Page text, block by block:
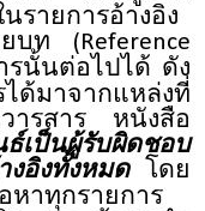
รายการอ้างอิง
บท (Reference
รนั้นต่อไปได้ ดัง
ได้มาจากแหล่งที่
ารสาร หนังสือ
เป็นผู้รับผิดชอบ
งอิงทั้งหมดโดย
หาทุกรายการ